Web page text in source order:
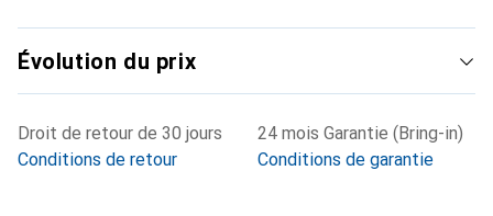
Évolution du prix
Droit de retour de 30 jours
Conditions de retour
24 mois Garantie (Bring-in)
Conditions de garantie